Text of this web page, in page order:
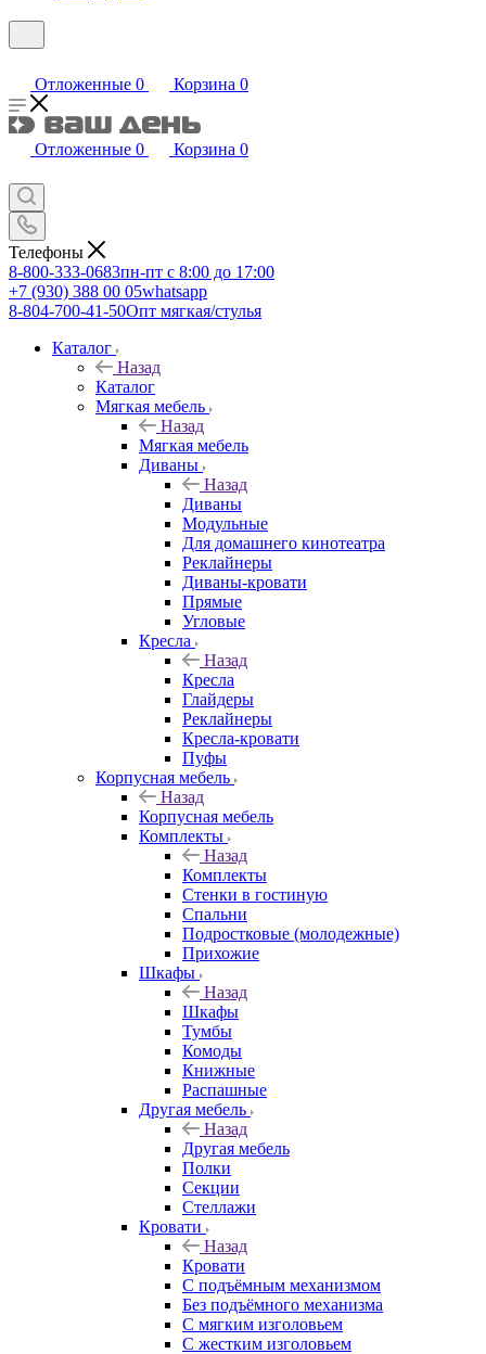
Отложенные 0 Корзина 0
Отложенные 0 Корзина 0
Телефоны
8-800-333-0683пн-пт с 8:00 до 17:00
+7 (930) 388 00 05whatsapp
8-804-700-41-50Опт мягкая/стулья
Каталог
Назад
Каталог
Мягкая мебель
Назад
Мягкая мебель
Диваны
Назад
Диваны
Модульные
Для домашнего кинотеатра
Реклайнеры
Диваны-кровати
Прямые
Угловые
Кресла
Назад
Кресла
Глайдеры
Реклайнеры
Кресла-кровати
Пуфы
Корпусная мебель
Назад
Корпусная мебель
Комплекты
Назад
Комплекты
Стенки в гостиную
Спальни
Подростковые (молодежные)
Прихожие
Шкафы
Назад
Шкафы
Тумбы
Комоды
Книжные
Распашные
Другая мебель
Назад
Другая мебель
Полки
Секции
Стеллажи
Кровати
Назад
Кровати
С подъёмным механизмом
Без подъёмного механизма
С мягким изголовьем
С жестким изголовьем